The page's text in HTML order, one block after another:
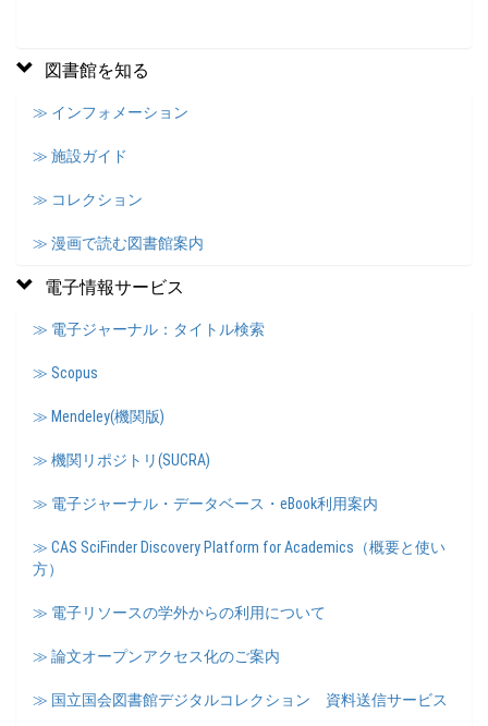
図書館を知る
≫ インフォメーション
≫ 施設ガイド
≫ コレクション
≫ 漫画で読む図書館案内
電子情報サービス
≫ 電子ジャーナル：タイトル検索
≫ Scopus
≫ Mendeley(機関版)
≫ 機関リポジトリ(SUCRA)
≫ 電子ジャーナル・データベース・eBook利用案内
≫ CAS SciFinder Discovery Platform for Academics（概要と使い
方）
≫ 電子リソースの学外からの利用について
≫ 論文オープンアクセス化のご案内
≫ 国立国会図書館デジタルコレクション 資料送信サービス